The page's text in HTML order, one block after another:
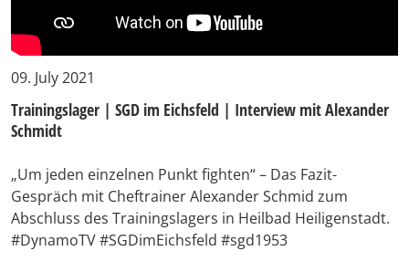
09. July 2021
Trainingslager | SGD im Eichsfeld | Interview mit Alexander
Schmidt
„Um jeden einzelnen Punkt fighten“ – Das Fazit-
Gespräch mit Cheftrainer Alexander Schmid zum
Abschluss des Trainingslagers in Heilbad Heiligenstadt.
#DynamoTV #SGDimEichsfeld #sgd1953